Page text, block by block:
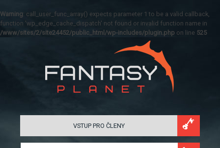
Warning: call_user_func_array() expects parameter 1 to be a valid callback,
function 'wp_edge_cache_dispatch' not found or invalid function name in
/www/sites/2/site24452/public_html/wp-includes/plugin.php on line 525
VSTUP PRO ČLENY